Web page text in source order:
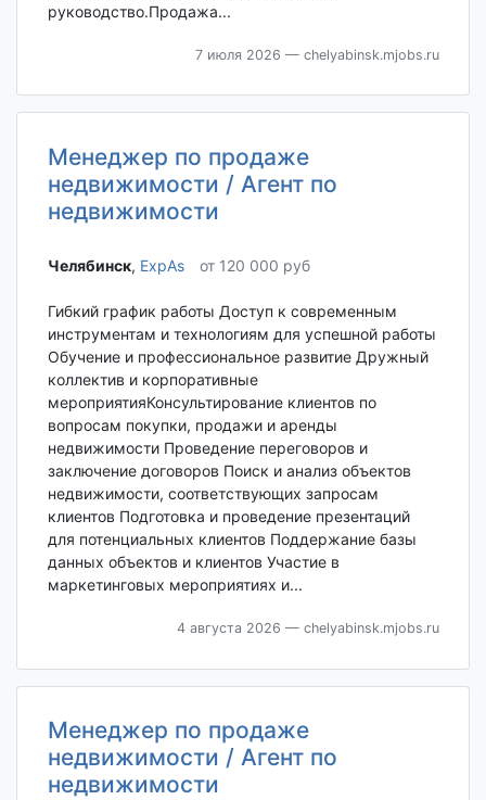
руководство.Продажа...
7 июля 2026 — chelyabinsk.mjobs.ru
Менеджер по продаже
недвижимости / Агент по
недвижимости
Челябинск‎, ExpAs от 120 000 руб
Гибкий график работы Доступ к современным
инструментам и технологиям для успешной работы
Обучение и профессиональное развитие Дружный
коллектив и корпоративные
мероприятияКонсультирование клиентов по
вопросам покупки, продажи и аренды
недвижимости Проведение переговоров и
заключение договоров Поиск и анализ объектов
недвижимости, соответствующих запросам
клиентов Подготовка и проведение презентаций
для потенциальных клиентов Поддержание базы
данных объектов и клиентов Участие в
маркетинговых мероприятиях и...
4 августа 2026 — chelyabinsk.mjobs.ru
Менеджер по продаже
недвижимости / Агент по
недвижимости